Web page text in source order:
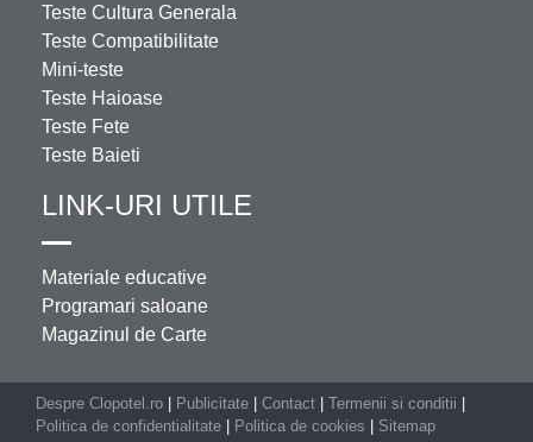
Teste Cultura Generala
Teste Compatibilitate
Mini-teste
Teste Haioase
Teste Fete
Teste Baieti
LINK-URI UTILE
Materiale educative
Programari saloane
Magazinul de Carte
Despre Clopotel.ro Publicitate Contact Termenii si conditii
Politica de confidentialitate
Politica de cookies Sitemap